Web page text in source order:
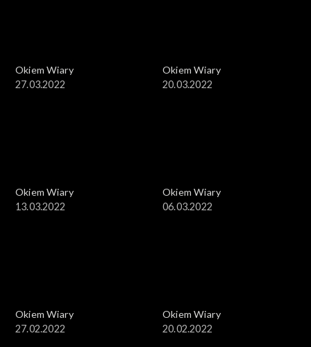
Okiem Wiary
27.03.2022
Okiem Wiary
20.03.2022
Okiem Wiary
13.03.2022
Okiem Wiary
06.03.2022
Okiem Wiary
27.02.2022
Okiem Wiary
20.02.2022